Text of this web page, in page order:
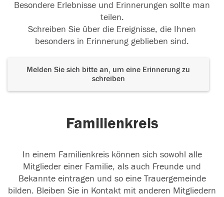
Besondere Erlebnisse und Erinnerungen sollte man
teilen.
Schreiben Sie über die Ereignisse, die Ihnen
besonders in Erinnerung geblieben sind.
Melden Sie sich bitte an, um eine Erinnerung zu
schreiben
Familienkreis
In einem Familienkreis können sich sowohl alle
Mitglieder einer Familie, als auch Freunde und
Bekannte eintragen und so eine Trauergemeinde
bilden. Bleiben Sie in Kontakt mit anderen Mitgliedern